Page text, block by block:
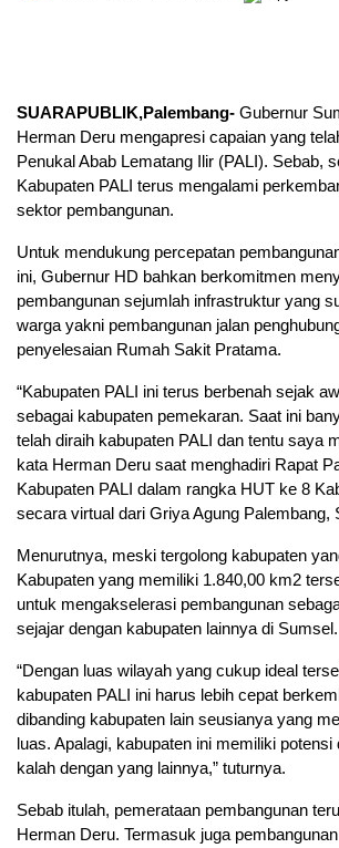
SUARAPUBLIK,Palembang- Gubernur
Herman Deru mengapresi capaian yang
Penukal Abab Lematang Ilir (PALI). Sebab,
Kabupaten PALI terus mengalami
sektor pembangunan.
Untuk mendukung percepatan
ini, Gubernur HD bahkan berkomitmen
pembangunan sejumlah infrastruktur yang
warga yakni pembangunan jalan
penyelesaian Rumah Sakit Pratama.
“Kabupaten PALI ini terus berbenah sejak
sebagai kabupaten pemekaran. Saat ini
telah diraih kabupaten PALI dan tentu saya
kata Herman Deru saat menghadiri Rapat
Kabupaten PALI dalam rangka HUT ke 8
secara virtual dari Griya Agung Palembang,
Menurutnya, meski tergolong kabupaten
Kabupaten yang memiliki 1.840,00 km2
untuk mengakselerasi pembangunan
sejajar dengan kabupaten lainnya di Sumsel.
“Dengan luas wilayah yang cukup ideal
kabupaten PALI ini harus lebih cepat
dibanding kabupaten lain seusianya yang
luas. Apalagi, kabupaten ini memiliki potensi
kalah dengan yang lainnya,” tuturnya.
Sebab itulah, pemerataan pembangunan
Herman Deru. Termasuk juga